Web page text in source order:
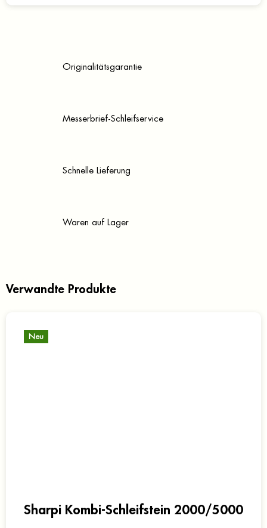
Originalitätsgarantie
Messerbrief-Schleifservice
Schnelle Lieferung
Waren auf Lager
Verwandte Produkte
Neu
Sharpi Kombi-Schleifstein 2000/5000